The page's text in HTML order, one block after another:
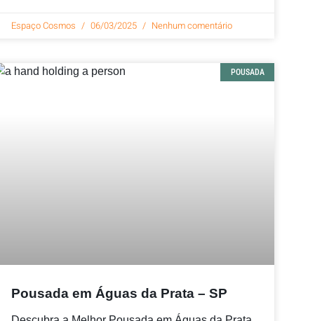
Espaço Cosmos 06/03/2025 Nenhum comentário
POUSADA
Pousada em Águas da Prata – SP